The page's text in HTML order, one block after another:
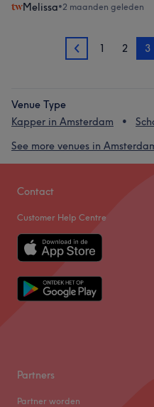
Melissa•2 maanden geleden
2 1 2 3
Venue Type
Kapper in Amsterdam
See more venues in
Contact
Customer Help Centre
Partners
Partner worden